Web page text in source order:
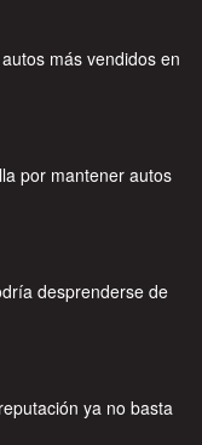
más vendidos en
por mantener autos
desprenderse de
ya no basta